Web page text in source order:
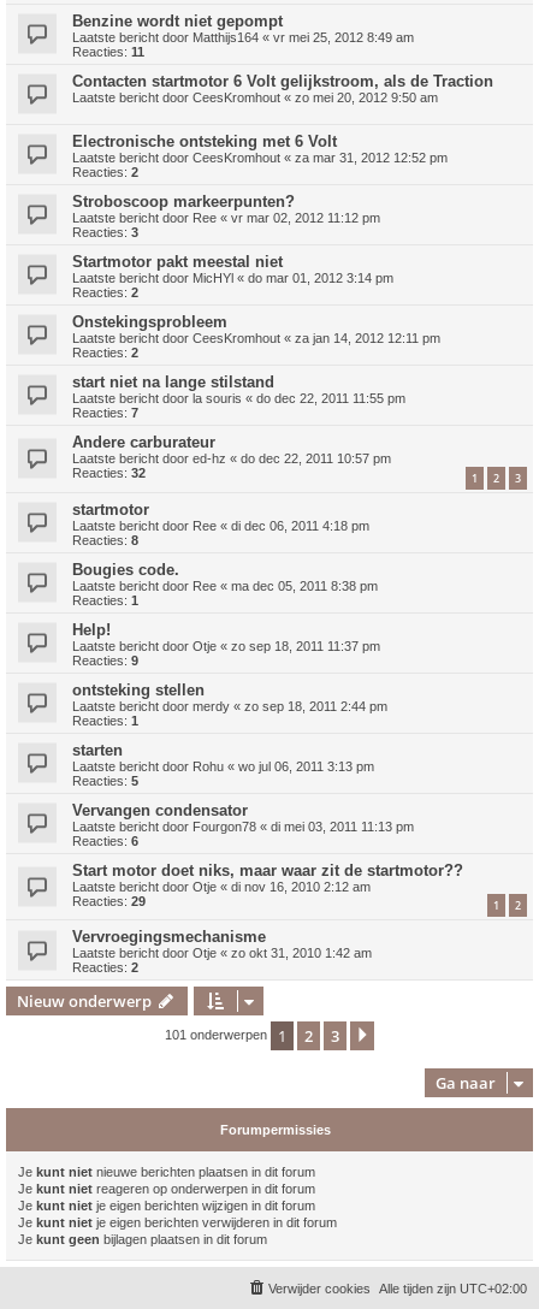
Benzine wordt niet gepompt
Laatste bericht door Matthijs164 « vr mei 25, 2012 8:49 am
Reacties: 11
Contacten startmotor 6 Volt gelijkstroom, als de Traction
Laatste bericht door CeesKromhout « zo mei 20, 2012 9:50 am
Electronische ontsteking met 6 Volt
Laatste bericht door CeesKromhout « za mar 31, 2012 12:52 pm
Reacties: 2
Stroboscoop markeerpunten?
Laatste bericht door Ree « vr mar 02, 2012 11:12 pm
Reacties: 3
Startmotor pakt meestal niet
Laatste bericht door MicHYl « do mar 01, 2012 3:14 pm
Reacties: 2
Onstekingsprobleem
Laatste bericht door CeesKromhout « za jan 14, 2012 12:11 pm
Reacties: 2
start niet na lange stilstand
Laatste bericht door la souris « do dec 22, 2011 11:55 pm
Reacties: 7
Andere carburateur
Laatste bericht door ed-hz « do dec 22, 2011 10:57 pm
Reacties: 32 1 2 3
startmotor
Laatste bericht door Ree « di dec 06, 2011 4:18 pm
Reacties: 8
Bougies code.
Laatste bericht door Ree « ma dec 05, 2011 8:38 pm
Reacties: 1
Help!
Laatste bericht door Otje « zo sep 18, 2011 11:37 pm
Reacties: 9
ontsteking stellen
Laatste bericht door merdy « zo sep 18, 2011 2:44 pm
Reacties: 1
starten
Laatste bericht door Rohu « wo jul 06, 2011 3:13 pm
Reacties: 5
Vervangen condensator
Laatste bericht door Fourgon78 « di mei 03, 2011 11:13 pm
Reacties: 6
Start motor doet niks, maar waar zit de startmotor??
Laatste bericht door Otje « di nov 16, 2010 2:12 am
Reacties: 29 1 2
Vervroegingsmechanisme
Laatste bericht door Otje « zo okt 31, 2010 1:42 am
Reacties: 2
Nieuw onderwerp
101 onderwerpen 1 2 3
Ga naar
Forumpermissies
Je kunt niet nieuwe berichten plaatsen in dit forum
Je kunt niet reageren op onderwerpen in dit forum
Je kunt niet je eigen berichten wijzigen in dit forum
Je kunt niet je eigen berichten verwijderen in dit forum
Je kunt geen bijlagen plaatsen in dit forum
Alle tijden zijn UTC+02:00
Verwijder cookies